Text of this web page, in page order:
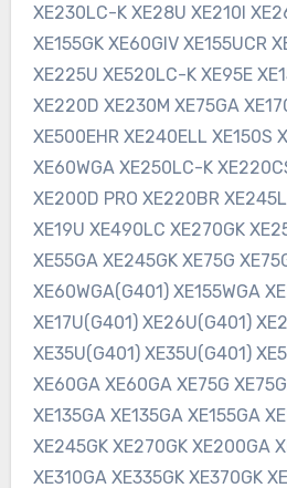
XE230LC-K XE28U XE210I
XE155GK XE60GIV XE155UCR
XE225U XE520LC-K XE95E
XE220D XE230M XE75GA
XE500EHR XE240ELL XE150S
XE60WGA XE250LC-K
XE200D PRO XE220BR
XE19U XE490LC XE270GK
XE55GA XE245GK XE75G
XE60WGA(G401) XE155WGA
XE17U(G401) XE26U(G401)
XE35U(G401) XE35U(G401)
XE60GA XE60GA XE75G
XE135GA XE135GA XE155GA
XE245GK XE270GK XE200GA
XE310GA XE335GK XE370GK